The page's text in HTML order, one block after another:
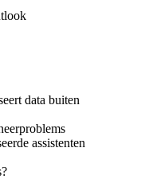
data buiten
assistenten